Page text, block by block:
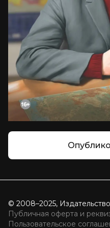
© 2008–2025,
Публичная оферта и
Пользовательское